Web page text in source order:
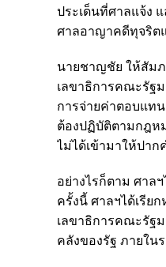
ประเด็นที่ศาลแจ้ง
ศาลอาญาคดีทุจริต
นายชาญชัย ให้สัม
เลขาธิการคณะรัฐ
การจ่ายค่าตอบแท
ต้องปฏิบัติตามกฎห
ไม่ได้เข้ามาให้ปาก
อย่างไรก็ตาม ศาล
ครั้งนี้ ศาลฯได้เรีย
เลขาธิการคณะรัฐ
คลังของรัฐ ภายใน